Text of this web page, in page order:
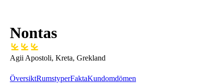
Nontas
Agii Apostoli, Kreta, Grekland
ÖversiktRumstyperFaktaKundomdömen